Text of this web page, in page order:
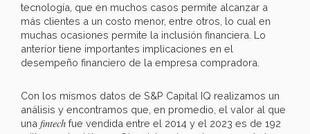
tecnología, que en muchos casos permite alcanzar a
más clientes a un costo menor, entre otros, lo cual en
muchas ocasiones permite la inclusión financiera. Lo
anterior tiene importantes implicaciones en el
desempeño financiero de la empresa compradora.
Con los mismos datos de S&P Capital IQ realizamos un
análisis y encontramos que, en promedio, el valor al que
una fintech fue vendida entre el 2014 y el 2023 es de 192